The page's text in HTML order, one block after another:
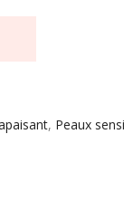
, Peaux